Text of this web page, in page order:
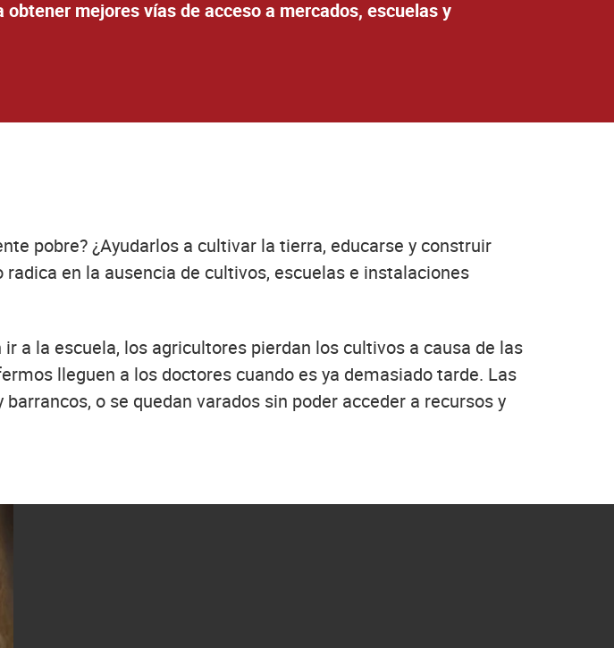
mejores vías de acceso a mercados, escuelas y
pobre? ¿Ayudarlos a cultivar la tierra, educarse y construir
en la ausencia de cultivos, escuelas e instalaciones
a la escuela, los agricultores pierdan los cultivos a causa de las
lleguen a los doctores cuando es ya demasiado tarde. Las
o se quedan varados sin poder acceder a recursos y